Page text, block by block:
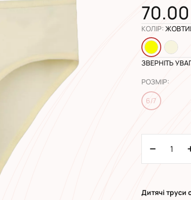
КОЛІР:
ЗВЕРНІТЬ
РОЗМІР:
6/7
Дитячі труси